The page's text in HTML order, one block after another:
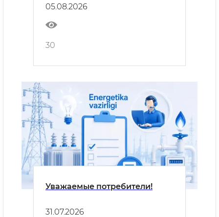
05.08.2026
30
Уважаемые потребители!
31.07.2026